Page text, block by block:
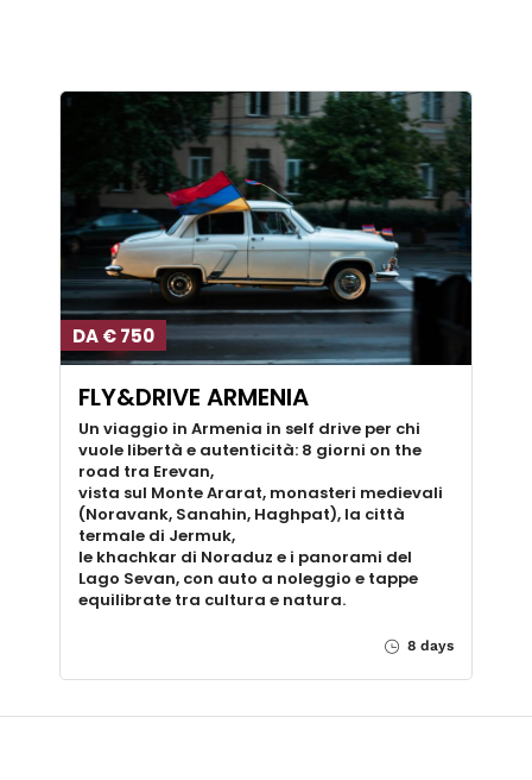
DA € 750
FLY&DRIVE ARMENIA
Un viaggio in Armenia in self drive per chi
vuole libertà e autenticità: 8 giorni on the
road tra Erevan,
vista sul Monte Ararat, monasteri medievali
(Noravank, Sanahin, Haghpat), la città
termale di Jermuk,
le khachkar di Noraduz e i panorami del
Lago Sevan, con auto a noleggio e tappe
equilibrate tra cultura e natura.
8 days